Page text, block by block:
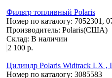
Фильтр топливный Polaris
Номер по каталогу: 7052301,
Производитель: Polaris(США)
Склад: В наличии
2 100 р.
Цилиндр Polaris Widtrack LX ,
Номер по каталогу: 3085583